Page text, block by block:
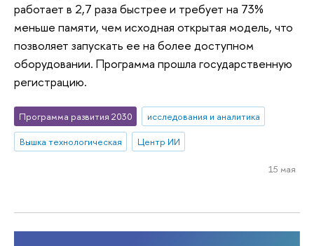
работает в 2,7 раза быстрее и требует на 73%
меньше памяти, чем исходная открытая модель, что
позволяет запускать ее на более доступном
оборудовании. Программа прошла государственную
регистрацию.
Программа развития 2030
исследования и аналитика
Вышка технологическая
Центр ИИ
15 мая